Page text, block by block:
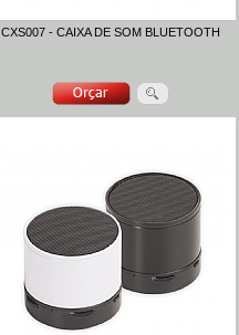
CXS007 - CAIXA DE SOM BLUETOOTH